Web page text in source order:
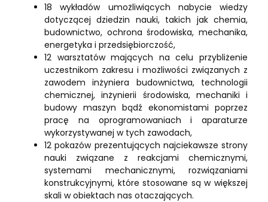
18 wykładów umożliwiących nabycie wiedzy
dotyczącej dziedzin nauki, takich jak chemia,
budownictwo, ochrona środowiska, mechanika,
energetyka i przedsiębiorczość,
12 warsztatów mających na celu przybliżenie
uczestnikom zakresu i możliwości związanych z
zawodem inżyniera budownictwa, technologii
chemicznej, inżynierii środowiska, mechaniki i
budowy maszyn bądź ekonomistami poprzez
pracę na oprogramowaniach i aparaturze
wykorzystywanej w tych zawodach,
12 pokazów prezentujących najciekawsze strony
nauki związane z reakcjami chemicznymi,
systemami mechanicznymi, rozwiązaniami
konstrukcyjnymi, które stosowane są w większej
skali w obiektach nas otaczających.